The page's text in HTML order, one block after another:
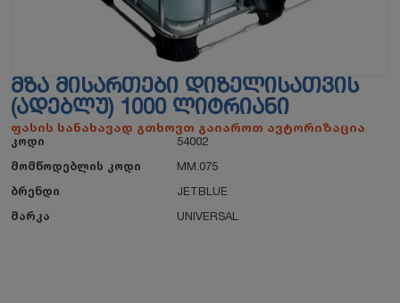
ᲛᲖᲐ ᲛᲘᲡᲐᲠᲗᲔᲑᲘ ᲓᲘᲖᲔᲚᲘᲡᲐᲗᲕᲘᲡ
(ᲐᲓᲔᲑᲚᲣ) 1000 ᲚᲘᲢᲠᲘᲐᲜᲘ
ფასის სანახავად გთხოვთ გაიაროთ ავტორიზაცია
კოდი
54002
მომწოდებლის კოდი
MM.075
ბრენდი
JETBLUE
მარკა
UNIVERSAL